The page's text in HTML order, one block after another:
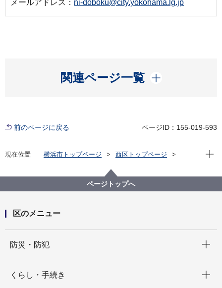
メールアドレス： ni-doboku@city.yokohama.lg.jp
関連ページ一覧
開く
前のページに戻る ページID：155-019-593
現在位置 横浜市トップページ
西区トップページ
西区霞橋灯具のデザイン投票について※投票は終了し
ました。
現在
ページトップへ
区のメニュー
防災・防犯
くらし・手続き